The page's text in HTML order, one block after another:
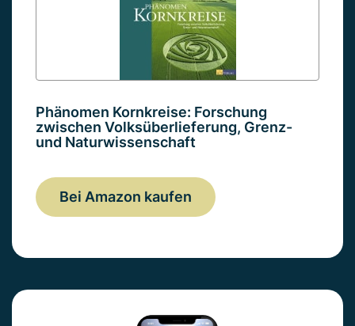
Phänomen Kornkreise: Forschung
zwischen Volksüberlieferung, Grenz-
und Naturwissenschaft
Bei Amazon kaufen